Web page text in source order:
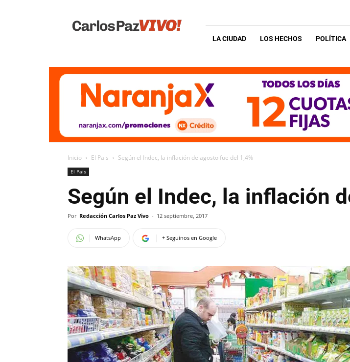
Vivo
LA CIUDAD LOS HECHOS POLÍTICA
Inicio El Pais Según el Indec, la inflación de agosto fue del 1,4%
El Pais
Según el Indec, la inflación
Por Redacción Carlos Paz Vivo - 12 septiembre, 2017
WhatsApp + Seguinos en Google